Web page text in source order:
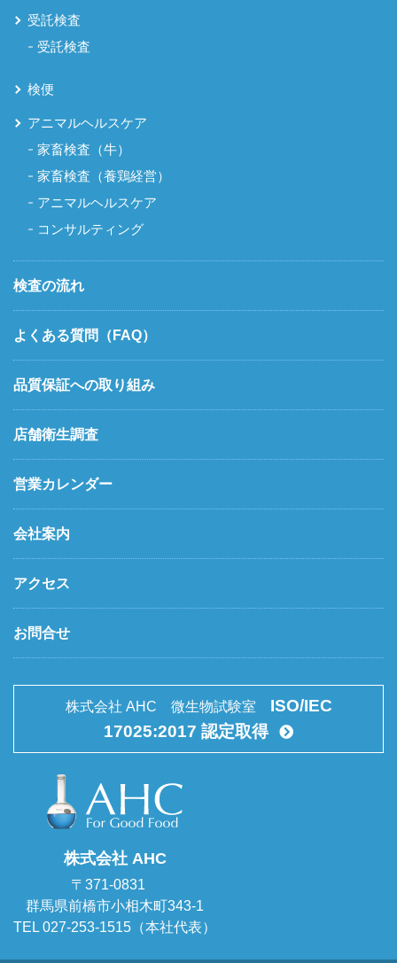
受託検査
受託検査
検便
アニマルヘルスケア
家畜検査（牛）
家畜検査（養鶏経営）
アニマルヘルスケア
コンサルティング
検査の流れ
よくある質問（FAQ）
品質保証への取り組み
店舗衛生調査
営業カレンダー
会社案内
アクセス
お問合せ
株式会社 AHC 微生物試験室 ISO/IEC
17025:2017 認定取得
株式会社 AHC
〒371-0831
群馬県前橋市小相木町343-1
TEL 027-253-1515（本社代表）